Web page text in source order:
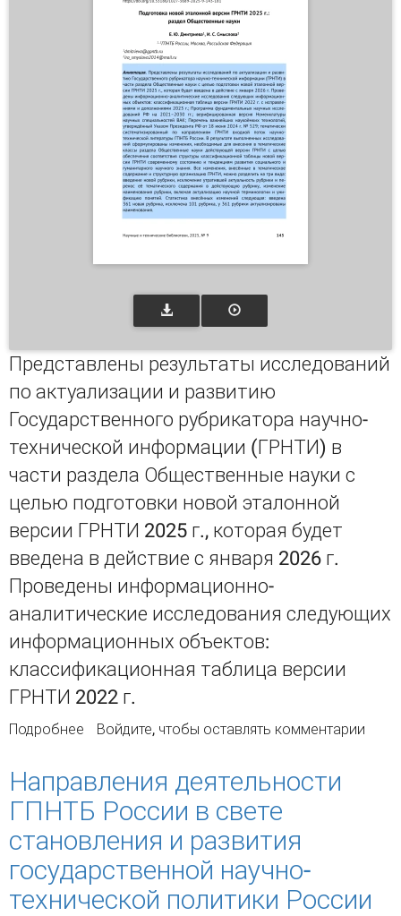
Представлены результаты исследований
по актуализации и развитию
Государственного рубрикатора научно-
технической информации (ГРНТИ) в
части раздела Общественные науки с
целью подготовки новой эталонной
версии ГРНТИ 2025 г., которая будет
введена в действие с января 2026 г.
Проведены информационно-
аналитические исследования следующих
информационных объектов:
классификационная таблица версии
ГРНТИ 2022 г.
Подробнее о Подготовка новой эталонной версии ГРНТИ
Войдите, чтобы оставлять комментарии
Направления деятельности
ГПНТБ России в свете
становления и развития
государственной научно-
технической политики России